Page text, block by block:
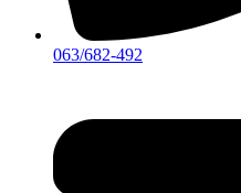
063/682-492